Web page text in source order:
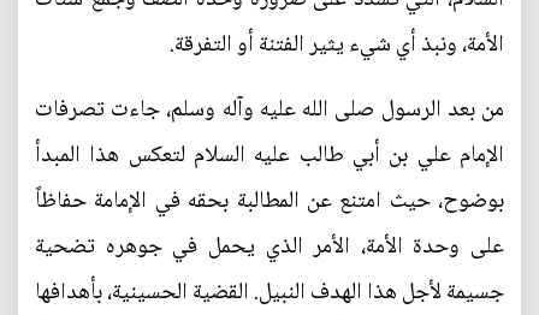
الأمة، ونبذ أي شيء يثير الفتنة أو التفرقة.
من بعد الرسول صلى الله عليه وآله وسلم، جاءت تصرفات
الإمام علي بن أبي طالب عليه السلام لتعكس هذا المبدأ
بوضوح، حيث امتنع عن المطالبة بحقه في الإمامة حفاظاً
على وحدة الأمة، الأمر الذي يحمل في جوهره تضحية
جسيمة لأجل هذا الهدف النبيل. القضية الحسينية، بأهدافها